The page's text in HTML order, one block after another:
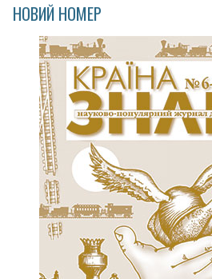
НОВИЙ НОМЕР